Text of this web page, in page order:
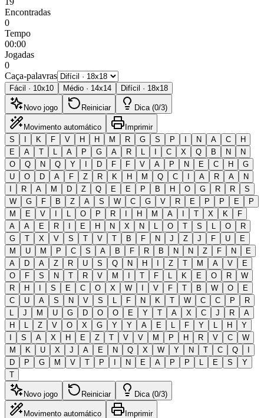
Encontradas
0
Tempo
00:00
Jogadas
0
Caça-palavras
Fácil · 10x10 Médio · 14x14 Difícil · 18x18
Novo jogo Reiniciar Dica (0/3)
Movimento automático
Imprimir
S
I K F V H H M R G S P I N A C
H
E
A T L A P G A R L I C X Q B N
N
O
Q N Q Y I D F F V A P N E C H
G
U
O D A F Z R K H M Q C I A R A
N
I
R A M D Z Q E E P B H O G R R
S
W
G F B Z A S W C G V R E P P E
P
M
E V I L O P R I H M A I T X K
F
A
A E R I E H N X N L O T S L O
R
G
T X V S T V T B F N J Z J F U
E
M
U M P C S A B F R B N N Z F N
E
A
D A Z R U S Q N H I Z T M A V
E
O
F S N T R V M I T F L K E O R
W
R
H I S E C O X W I V F T B W O
E
C
U A S N V S L F N K T W C C P
R
L
J M U G D O O E Y T A X C J R
A
H
L Z V O X G Y Y A E L F Y L H
Y
I
S A X H E Z T V V M P H R V C
W
M
K U X J A E N Q X W Y N T C Q
I
D
P G M V T P I N E A P P L E S
Y
T
Novo jogo Reiniciar Dica (0/3)
Movimento automático Imprimir